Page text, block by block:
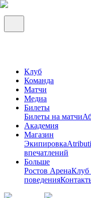
Клуб
Команда
Матчи
Медиа
Билеты
Билеты на матчи
Академия
Магазин
Экипировка
впечатлений
Больше
Ростов АренаКлуб
поведения